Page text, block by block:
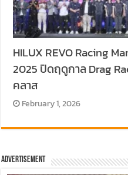
HILUX REVO Racing
2025 ปิดฤดูกาล Drag
คลาส
February 1, 2026
Advertisement